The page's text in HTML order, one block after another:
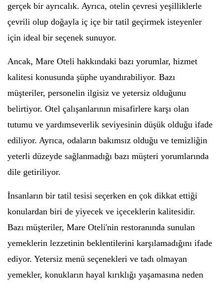
gerçek bir ayrıcalık. Ayrıca, otelin çevresi yeşilliklerle
çevrili olup doğayla iç içe bir tatil geçirmek isteyenler
için ideal bir seçenek sunuyor.
Ancak, Mare Oteli hakkındaki bazı yorumlar, hizmet
kalitesi konusunda şüphe uyandırabiliyor. Bazı
müşteriler, personelin ilgisiz ve yetersiz olduğunu
belirtiyor. Otel çalışanlarının misafirlere karşı olan
tutumu ve yardımseverlik seviyesinin düşük olduğu ifade
ediliyor. Ayrıca, odaların bakımsız olduğu ve temizliğin
yeterli düzeyde sağlanmadığı bazı müşteri yorumlarında
dile getiriliyor.
İnsanların bir tatil tesisi seçerken en çok dikkat ettiği
konulardan biri de yiyecek ve içeceklerin kalitesidir.
Bazı müşteriler, Mare Oteli'nin restoranında sunulan
yemeklerin lezzetinin beklentilerini karşılamadığını ifade
ediyor. Yetersiz menü seçenekleri ve tadı olmayan
yemekler, konukların hayal kırıklığı yaşamasına neden